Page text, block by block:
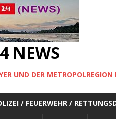
NEWS
UND DER
/ FEUERWEHR /